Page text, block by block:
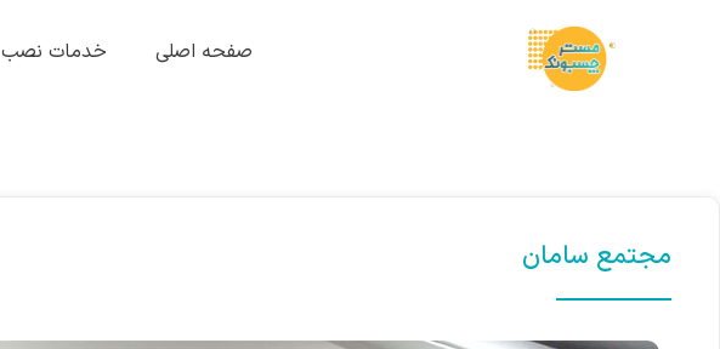
صفحه اصلی خدمات نصب
مجتمع سامان